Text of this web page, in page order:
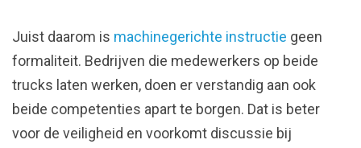
Juist daarom is machinegerichte instructie geen
formaliteit. Bedrijven die medewerkers op beide
trucks laten werken, doen er verstandig aan ook
beide competenties apart te borgen. Dat is beter
voor de veiligheid en voorkomt discussie bij